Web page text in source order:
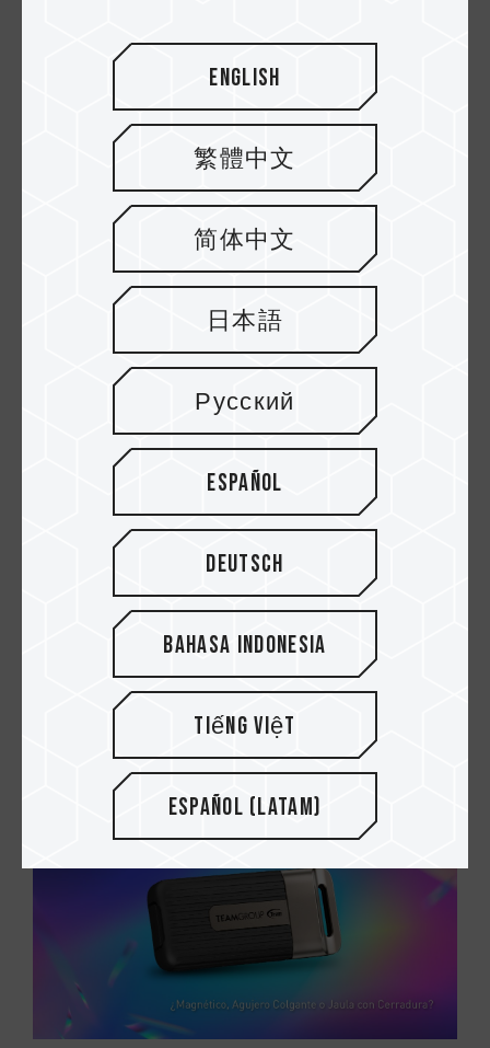
02.APR.2025
Aumenta el almacenamiento de tu iPhone
al instante con dispositivos externos
05.MAR.2025
PC Gamer vs vs. Consolas: ¿Cuál es mejor?
English
繁體中文
简体中文
日本語
Русский
Español
Deutsch
Bahasa Indonesia
Tiếng Việt
Español (Latam)